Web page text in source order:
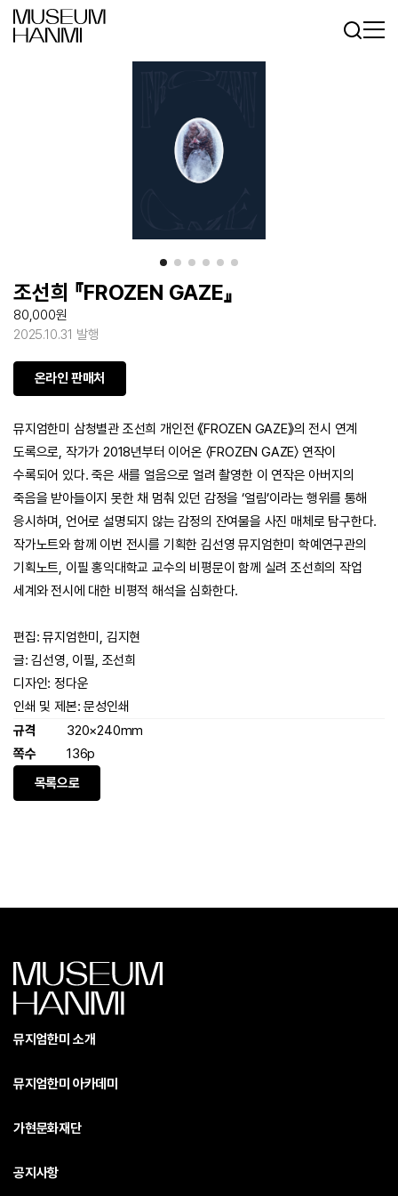
조선희 『FROZEN GAZE』
80,000원
2025.10.31 발행
온라인 판매처
뮤지엄한미 삼청별관 조선희 개인전 《FROZEN GAZE》의 전시 연계
도록으로, 작가가 2018년부터 이어온 〈FROZEN GAZE〉 연작이
수록되어 있다. 죽은 새를 얼음으로 얼려 촬영한 이 연작은 아버지의
죽음을 받아들이지 못한 채 멈춰 있던 감정을 ‘얼림’이라는 행위를 통해
응시하며, 언어로 설명되지 않는 감정의 잔여물을 사진 매체로 탐구한다.
작가노트와 함께 이번 전시를 기획한 김선영 뮤지엄한미 학예연구관의
기획노트, 이필 홍익대학교 교수의 비평문이 함께 실려 조선희의 작업
세계와 전시에 대한 비평적 해석을 심화한다.
편집: 뮤지엄한미, 김지현
글: 김선영, 이필, 조선희
디자인: 정다운
인쇄 및 제본: 문성인쇄
규격
320×240mm
쪽수
136p
목록으로
뮤지엄한미 소개
뮤지엄한미 아카데미
가현문화재단
공지사항